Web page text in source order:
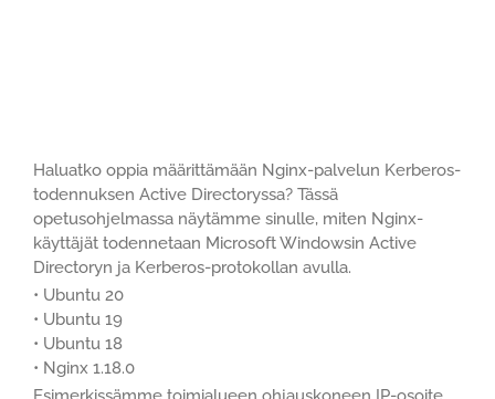
Haluatko oppia määrittämään Nginx-palvelun Kerberos-
todennuksen Active Directoryssa? Tässä
opetusohjelmassa näytämme sinulle, miten Nginx-
käyttäjät todennetaan Microsoft Windowsin Active
Directoryn ja Kerberos-protokollan avulla.
• Ubuntu 20
• Ubuntu 19
• Ubuntu 18
• Nginx 1.18.0